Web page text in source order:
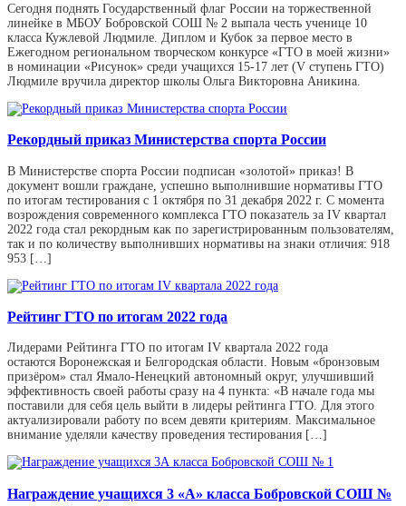
Сегодня поднять Государственный флаг России на торжественной
линейке в МБОУ Бобровской СОШ № 2 выпала честь ученице 10
класса Кужлевой Людмиле. Диплом и Кубок за первое место в
Ежегодном региональном творческом конкурсе «ГТО в моей жизни»
в номинации «Рисунок» среди учащихся 15-17 лет (V ступень ГТО)
Людмиле вручила директор школы Ольга Викторовна Аникина.
Рекордный приказ Министерства спорта России
В Министерстве спорта России подписан «золотой» приказ! В
документ вошли граждане, успешно выполнившие нормативы ГТО
по итогам тестирования с 1 октября по 31 декабря 2022 г. С момента
возрождения современного комплекса ГТО показатель за IV квартал
2022 года стал рекордным как по зарегистрированным пользователям,
так и по количеству выполнивших нормативы на знаки отличия: 918
953 […]
Рейтинг ГТО по итогам 2022 года
Лидерами Рейтинга ГТО по итогам IV квартала 2022 года
остаются Воронежская и Белгородская области. Новым «бронзовым
призёром» стал Ямало-Ненецкий автономный округ, улучшивший
эффективность своей работы сразу на 4 пункта: «В начале года мы
поставили для себя цель выйти в лидеры рейтинга ГТО. Для этого
актуализировали работу по всем девяти критериям. Максимальное
внимание уделяли качеству проведения тестирования […]
Награждение учащихся 3 «А» класса Бобровской СОШ №